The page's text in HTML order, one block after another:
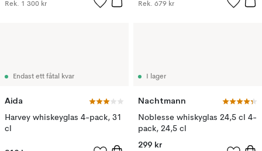
Rek. 1 300 kr Rek. 679 kr
Endast ett fåtal kvar
Aida
Harvey whiskeyglas 4-pack, 31
cl
I lager
Nachtmann
Noblesse whiskyglas 24,5 cl 4-
pack, 24,5 cl
299 kr